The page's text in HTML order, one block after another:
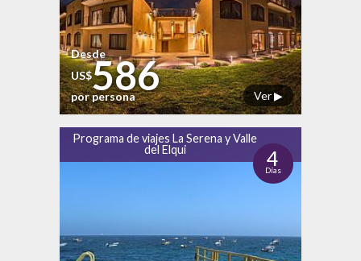
Ver ▶
Desde
US$586
por persona
Programa de viajes La Serena y Valle
del Elqui
4
Días